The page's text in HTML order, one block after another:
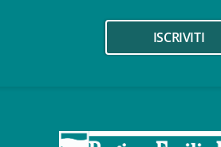
ISCRIVITI